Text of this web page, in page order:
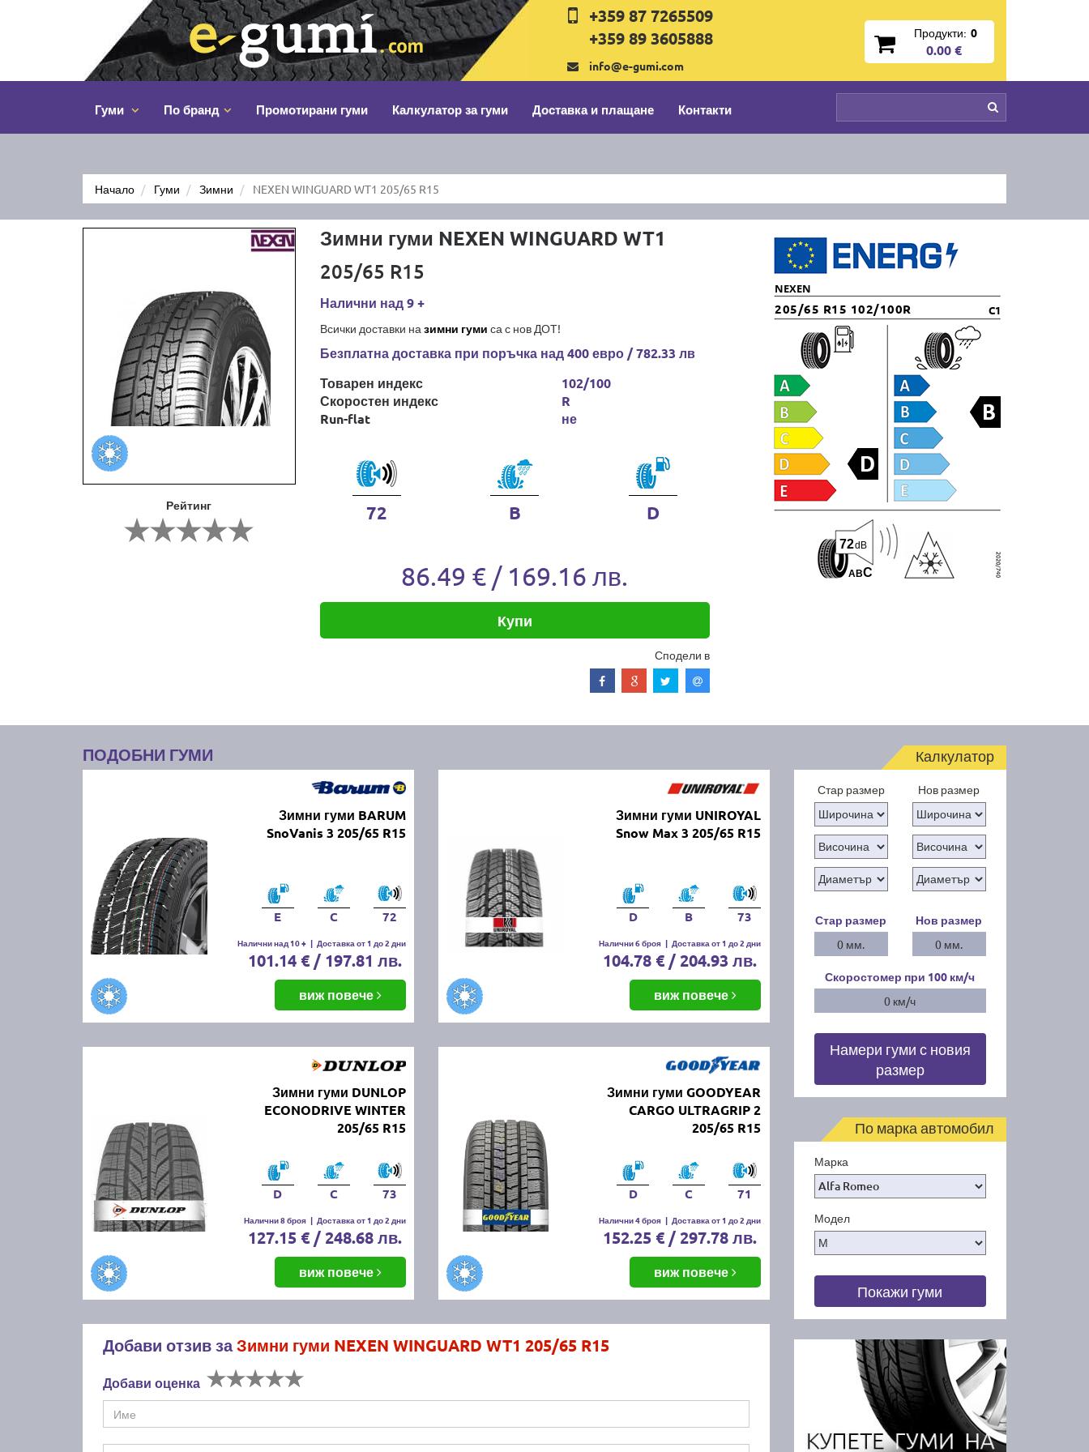
+359 87 7265509
+359 89 3605888
info@e-gumi.com
Продукти: 0
0.00 €
Гуми По бранд Промотирани гуми Калкулатор за гуми Доставка и плащане Контакти
Начало Гуми Зимни NEXEN WINGUARD WT1 205/65 R15
Рейтинг
Зимни гуми NEXEN WINGUARD WT1
205/65 R15
Налични над 9 +
Всички доставки на зимни гуми са с нов ДОТ!
Безплатна доставка при поръчка над 400 евро / 782.33 лв
Товарен индекс
Скоростен индекс
Run-flat
102/100
R
не
72 B D
86.49 € / 169.16 лв.
Купи
Сподели в
NEXEN
205/65 R15 102/100R C1
A BC
72dB
ПОДОБНИ ГУМИ
Зимни гуми BARUM
SnoVanis 3 205/65 R15
E C 72
Налични над 10 + | Доставка от 1 до 2 дни
101.14 € / 197.81 лв.
виж повече
Зимни гуми UNIROYAL
Snow Max 3 205/65 R15
D B 73
Налични 6 броя | Доставка от 1 до 2 дни
104.78 € / 204.93 лв.
виж повече
Зимни гуми DUNLOP
ECONODRIVE WINTER
205/65 R15
D C 73
Налични 8 броя | Доставка от 1 до 2 дни
127.15 € / 248.68 лв.
виж повече
Зимни гуми GOODYEAR
CARGO ULTRAGRIP 2
205/65 R15
D C 71
Налични 4 броя | Доставка от 1 до 2 дни
152.25 € / 297.78 лв.
виж повече
Добави отзив заЗимни гуми NEXEN WINGUARD WT1 205/65 R15
Добави оценка
Калкулатор
Стар размер Нов размер
Стар размер
0 мм.
Нов размер
0 мм.
Скоростомер при 100 км/ч
0 км/ч
Намери гуми с новия
размер
По марка автомобил
Марка
Модел
Покажи гуми